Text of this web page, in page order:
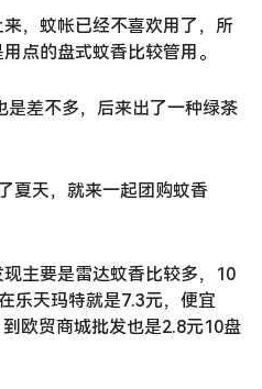
，蚊帐已经不喜欢用了，所
点的盘式蚊香比较管用。
差不多，后来出了一种绿茶
夏天，就来一起团购蚊香
现主要是雷达蚊香比较多，10
乐天玛特就是7.3元，便宜
欧贸商城批发也是2.8元10盘